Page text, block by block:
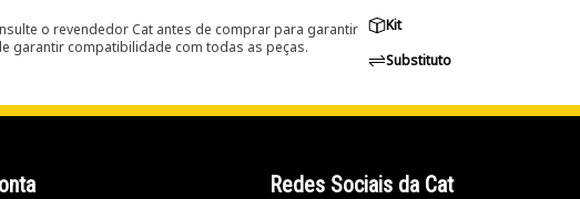
o revendedor Cat antes de comprar para garantir
garantir compatibilidade com todas as peças.
Kit
Substituto
Redes Sociais da Cat